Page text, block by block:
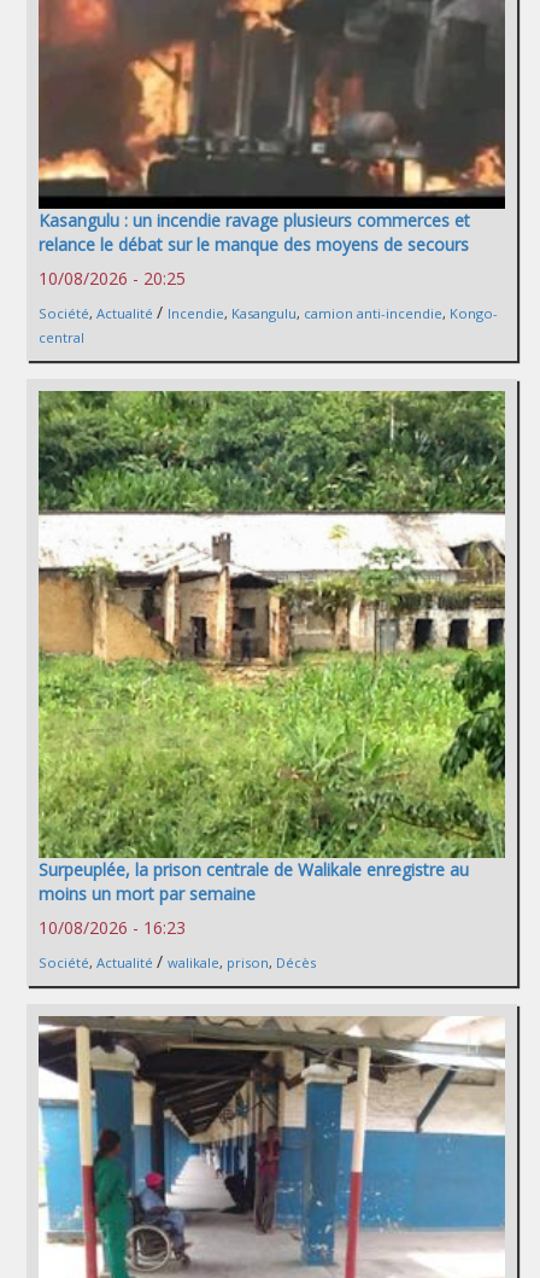
Kasangulu : un incendie ravage plusieurs commerces et
relance le débat sur le manque des moyens de secours
10/08/2026 - 20:25
Société, Actualité / Incendie, Kasangulu, camion anti-incendie, Kongo-
central
Surpeuplée, la prison centrale de Walikale enregistre au
moins un mort par semaine
10/08/2026 - 16:23
Société, Actualité / walikale, prison, Décès